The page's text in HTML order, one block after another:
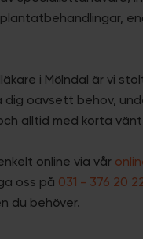
i Mölndal är vi
dig oavsett behov,
alltid med korta
online via vår
oss på 031 - 376 20
du behöver.